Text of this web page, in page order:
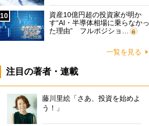
10
資産10億円超の投資家が明か
す“AI・半導体相場に乗らなかっ
た理由” フルポジショ…
一覧を見る
注目の著者・連載
藤川里絵「さあ、投資を始めよ
う！」